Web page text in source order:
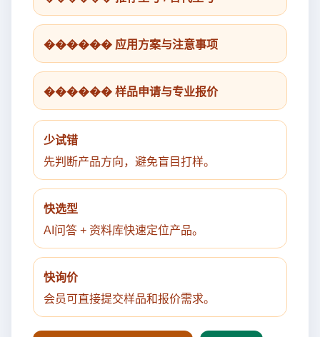
������ 应用方案与注意事项
������ 样品申请与专业报价
少试错
先判断产品方向，避免盲目打样。
快选型
AI问答 + 资料库快速定位产品。
快询价
会员可直接提交样品和报价需求。